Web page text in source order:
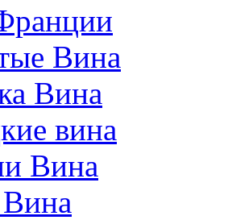
Вина
Вина
вина
Вина